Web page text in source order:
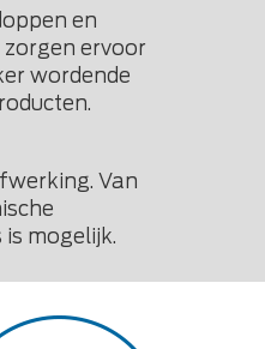
en
ervoor
wordende
Van
mogelijk.